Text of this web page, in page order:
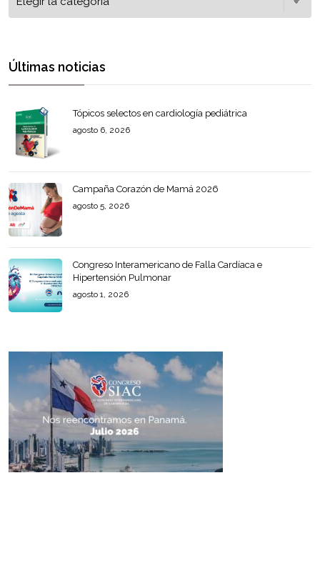
Últimas noticias
Tópicos selectos en cardiología pediátrica
agosto 6, 2026
Campaña Corazón de Mamá 2026
agosto 5, 2026
Congreso Interamericano de Falla Cardíaca e
Hipertensión Pulmonar
agosto 1, 2026